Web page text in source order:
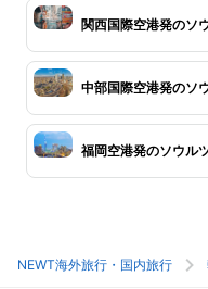
関西国際空港発のソ
中部国際空港発のソ
福岡空港発のソウル
NEWT海外旅行・国内旅行